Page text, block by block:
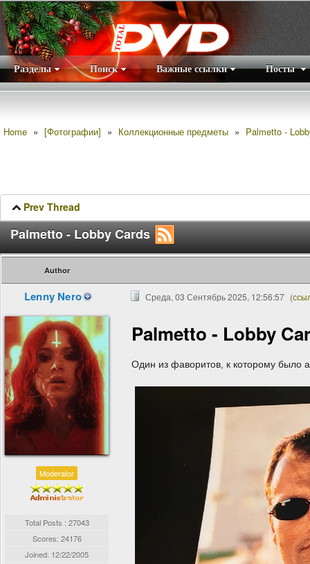
Разделы Поиск Важные ссылки Посты
Home » [Фотографии] » Коллекционные предметы » Palmetto -
Prev Thread
Palmetto - Lobby Cards
Author
Lenny Nero
Moderator
Total Posts : 27043
Scores: 24176
Joined: 12/22/2005
Среда, 03 Сентябрь 2025, 12:56:57 (
Palmetto - Lobby
Один из фаворитов, к которому было